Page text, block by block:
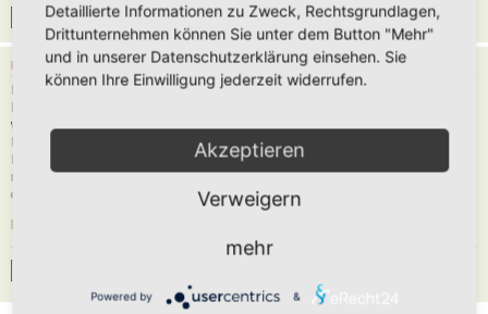
REGISTRIEREN
Du musst in diesem Forum registriert sein, um dich anmelden zu können. Die
weitere Funktionen zuzugreifen. Die Board-Administration kann registrierten
Benutzern auch zusätzliche Berechtigungen zuweisen. Beachte bitte unsere
Nutzungsbedingungen und die verwandten Regelungen, bevor du dich
registrierst. Bitte beachte auch die jeweiligen Forenregeln, wenn du dich in
diesem Board bewegst.
Detaillierte Informationen zu Zweck, Rechtsgrundlagen,
Drittunternehmen können Sie unter dem Button "Mehr"
und in unserer Datenschutzerklärung einsehen. Sie
können Ihre Einwilligung jederzeit widerrufen.
Akzeptieren
Verweigern
mehr
Powered by &